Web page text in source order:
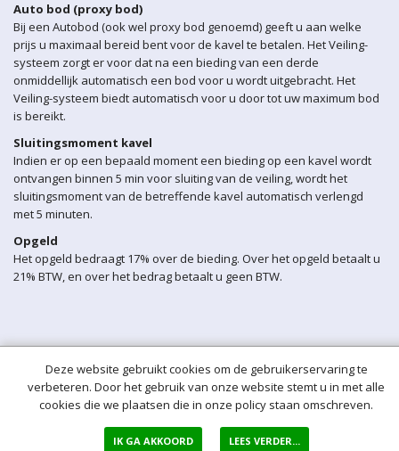
Auto bod (proxy bod)
Bij een Autobod (ook wel proxy bod genoemd) geeft u aan welke
prijs u maximaal bereid bent voor de kavel te betalen. Het Veiling-
systeem zorgt er voor dat na een bieding van een derde
onmiddellijk automatisch een bod voor u wordt uitgebracht. Het
Veiling-systeem biedt automatisch voor u door tot uw maximum bod
is bereikt.
Sluitingsmoment kavel
Indien er op een bepaald moment een bieding op een kavel wordt
ontvangen binnen 5 min voor sluiting van de veiling, wordt het
sluitingsmoment van de betreffende kavel automatisch verlengd
met 5 minuten.
Opgeld
Het opgeld bedraagt 17% over de bieding. Over het opgeld betaalt u
21% BTW, en over het bedrag betaalt u geen BTW.
Deze website gebruikt cookies om de gebruikerservaring te
verbeteren. Door het gebruik van onze website stemt u in met alle
cookies die we plaatsen die in onze policy staan omschreven.
IK GA AKKOORD LEES VERDER...